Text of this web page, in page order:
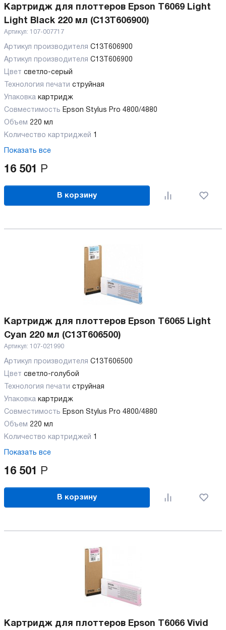
Картридж для плоттеров Epson T6069 Light
Light Black 220 мл (C13T606900)
Артикул: 107-007717
Артикул производителя C13T606900
Артикул производителя C13T606900
Цвет светло-серый
Технология печати струйная
Упаковка картридж
Совместимость Epson Stylus Pro 4800/4880
Объем 220 мл
Количество картриджей 1
Показать все
16 501 Р
В корзину
Картридж для плоттеров Epson T6065 Light
Cyan 220 мл (C13T606500)
Артикул: 107-021990
Артикул производителя C13T606500
Цвет светло-голубой
Технология печати струйная
Упаковка картридж
Совместимость Epson Stylus Pro 4800/4880
Объем 220 мл
Количество картриджей 1
Показать все
16 501 Р
В корзину
Картридж для плоттеров Epson T6066 Vivid